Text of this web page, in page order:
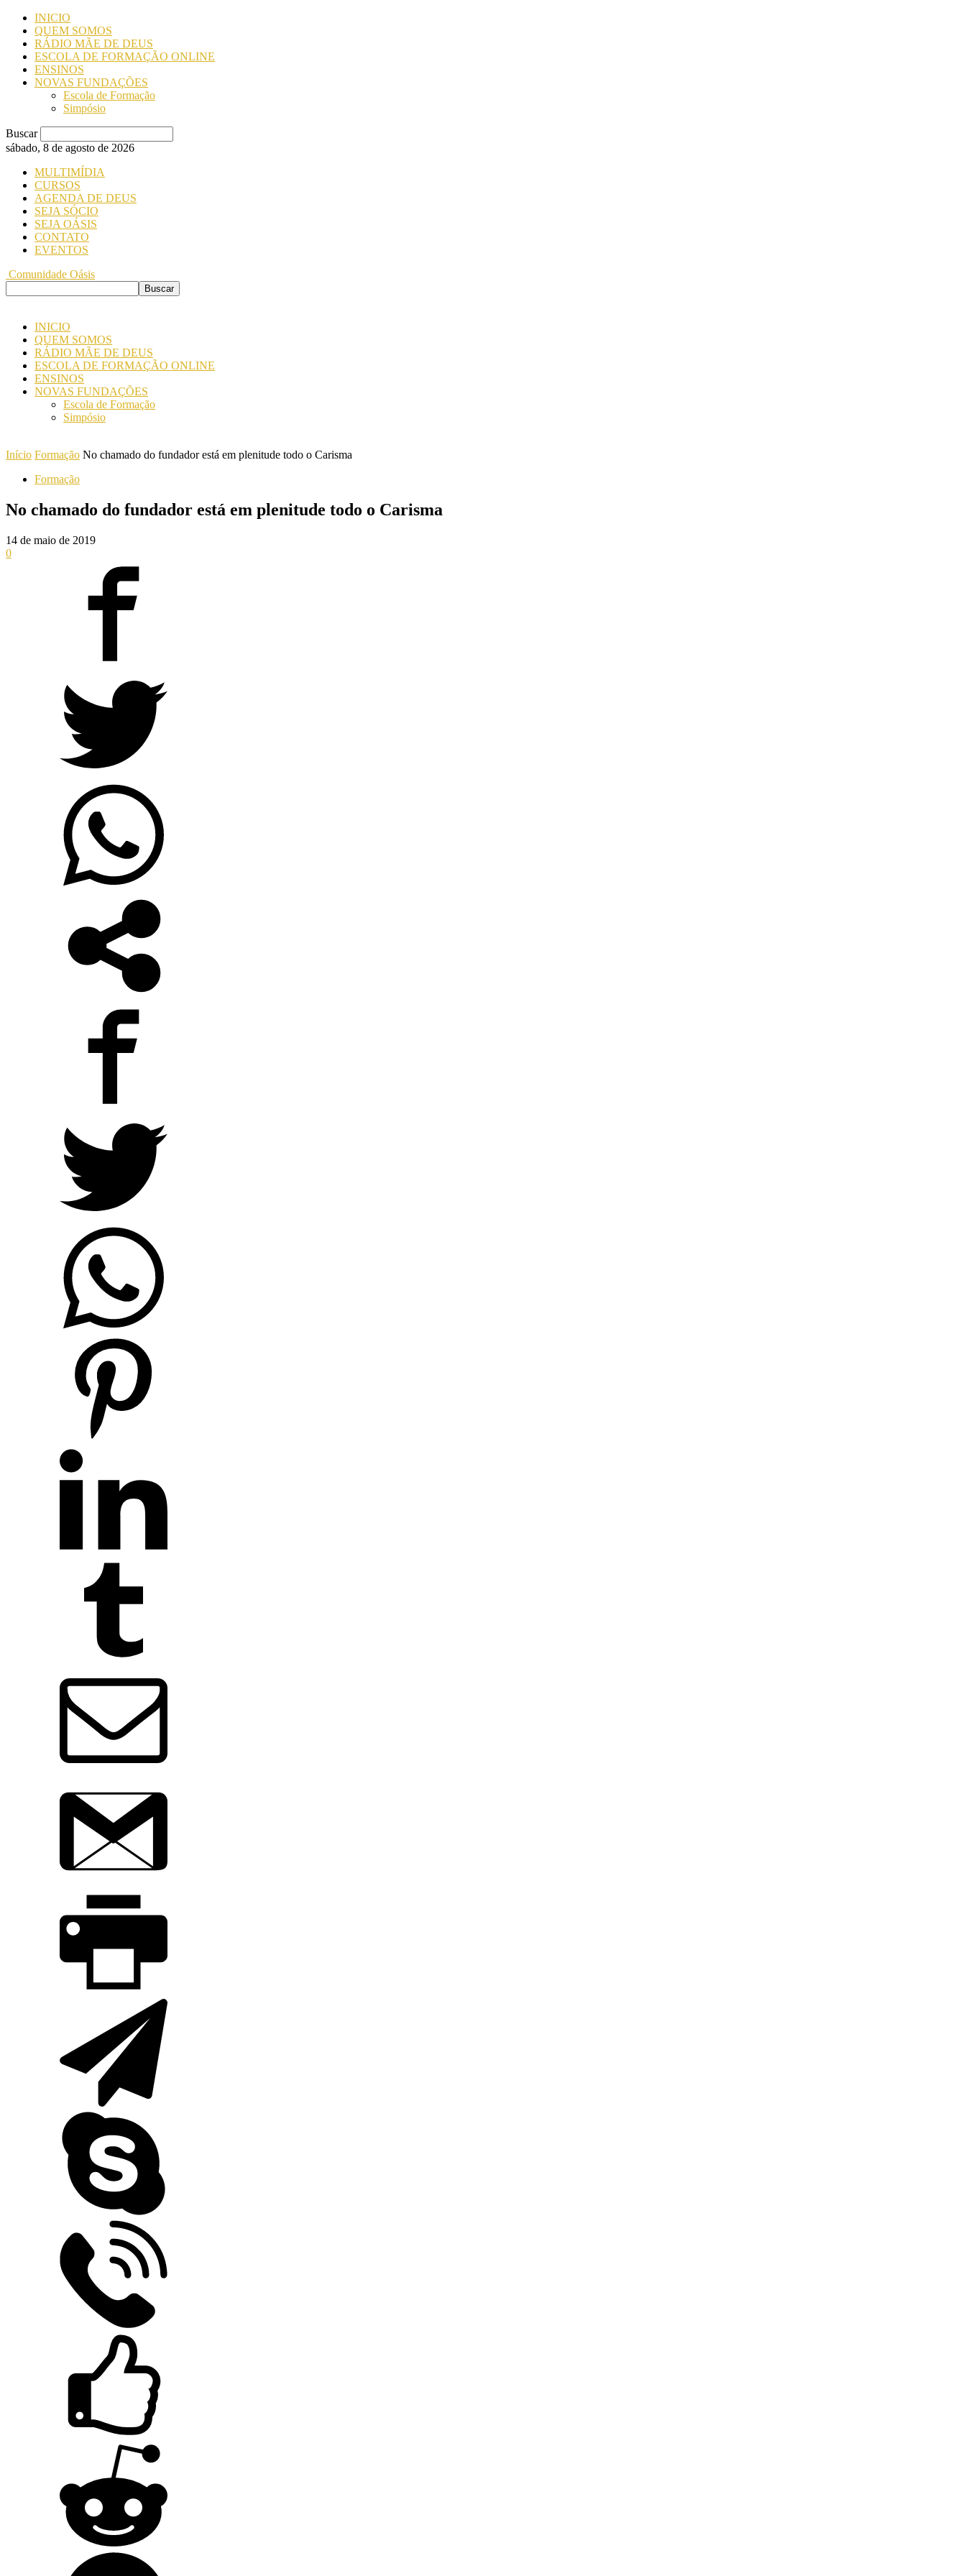
INICIO
QUEM SOMOS
RÁDIO MÃE DE DEUS
ESCOLA DE FORMAÇÃO ONLINE
ENSINOS
NOVAS FUNDAÇÕES
Escola de Formação
Simpósio
Buscar
sábado, 8 de agosto de 2026
MULTIMÍDIA
CURSOS
AGENDA DE DEUS
SEJA SÓCIO
SEJA OÁSIS
CONTATO
EVENTOS
Comunidade Oásis
INICIO
QUEM SOMOS
RÁDIO MÃE DE DEUS
ESCOLA DE FORMAÇÃO ONLINE
ENSINOS
NOVAS FUNDAÇÕES
Escola de Formação
Simpósio
Início Formação No chamado do fundador está em plenitude todo o Carisma
Formação
No chamado do fundador está em plenitude todo o Carisma
14 de maio de 2019
0